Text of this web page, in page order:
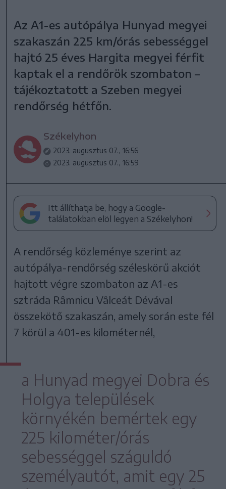
Az A1-es autópálya Hunyad megyei
szakaszán 225 km/órás sebességgel
hajtó 25 éves Hargita megyei férfit
kaptak el a rendőrök szombaton –
tájékoztatott a Szeben megyei
rendőrség hétfőn.
Székelyhon
2023. augusztus 07., 16:56
2023. augusztus 07., 16:59
Itt állíthatja be, hogy a Google-
találatokban elöl legyen a Székelyhon!
A rendőrség közleménye szerint az
autópálya-rendőrség széleskörű akciót
hajtott végre szombaton az A1-es
sztráda Râmnicu Vâlceát Dévával
összekötő szakaszán, amely során este fél
7 körül a 401-es kilométernél,
a Hunyad megyei Dobra és
Holgya települések
környékén bemértek egy
225 kilométer/órás
sebességgel száguldó
személyautót, amit egy 25